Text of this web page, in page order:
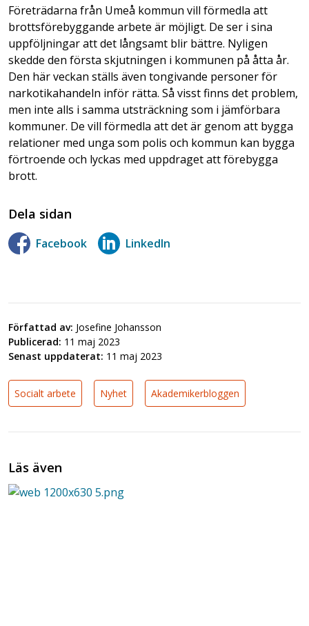
Företrädarna från Umeå kommun vill förmedla att
brottsförebyggande arbete är möjligt. De ser i sina
uppföljningar att det långsamt blir bättre. Nyligen
skedde den första skjutningen i kommunen på åtta år.
Den här veckan ställs även tongivande personer för
narkotikahandeln inför rätta. Så visst finns det problem,
men inte alls i samma utsträckning som i jämförbara
kommuner. De vill förmedla att det är genom att bygga
relationer med unga som polis och kommun kan bygga
förtroende och lyckas med uppdraget att förebygga
brott.
Dela sidan
Facebook LinkedIn
Författad av: Josefine Johansson
Publicerad: 11 maj 2023
Senast uppdaterat: 11 maj 2023
Socialt arbete Nyhet Akademikerbloggen
Läs även